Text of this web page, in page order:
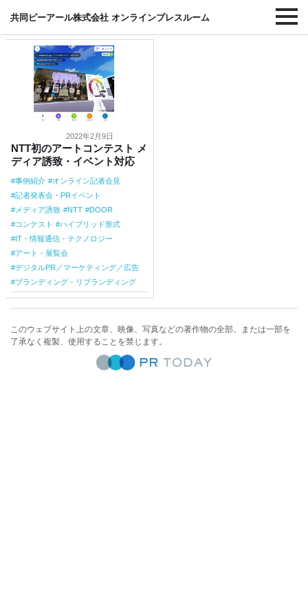
共同ピーアール株式会社 オンラインプレスルーム
#コンテスト
2022年2月9日
NTT初のアートコンテスト メ
ディア誘致・イベント対応
事例紹介
オンライン記者会見
記者発表会・PRイベント
メディア誘致
NTT
DOOR
コンテスト
ハイブリッド形式
IT・情報通信・テクノロジー
アート・展覧会
デジタルPR／マーケティング／広告
ブランディング・リブランディング
このウェブサイト上の文章、映像、写真などの著作物の全部、または一部を
了承なく複製、使用することを禁じます。